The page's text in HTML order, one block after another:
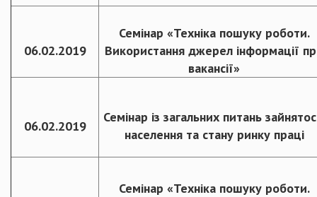
06.02.2019
Семінар «Техніка пошуку роботи.
Використання джерел інформації
вакансії»
06.02.2019
Семінар із загальних питань
населення та стану ринку праці
Семінар «Техніка пошуку роботи.